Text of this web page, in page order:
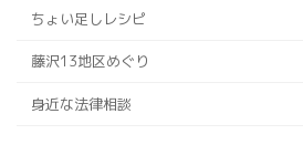
ちょい足しレシピ
藤沢13地区めぐり
身近な法律相談